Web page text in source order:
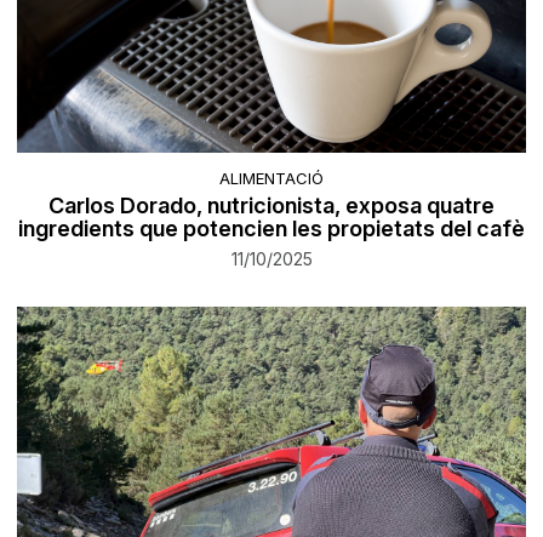
ALIMENTACIÓ
Carlos Dorado, nutricionista, exposa quatre
ingredients que potencien les propietats del cafè
11/10/2025